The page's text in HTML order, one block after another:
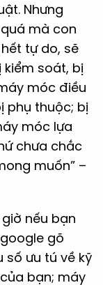
Nhưng
mà con
tự do, sẽ
kiểm soát, bị
móc điều
phụ thuộc; bị
móc lựa
chưa chắc
muốn” –
nếu bạn
gõ
số ưu tú về kỹ
bạn; máy